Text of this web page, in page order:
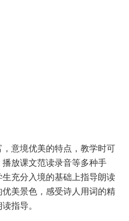
意境优美的特点，教学时可
放课文范读录音等多种手
充分入境的基础上指导朗读
美景色，感受诗人用词的精
指导。